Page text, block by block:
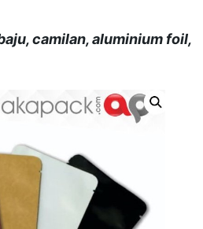
camilan, aluminium foil,